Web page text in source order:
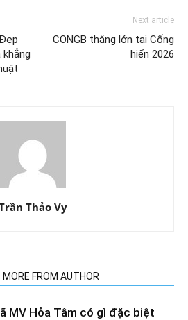
Next article
CONGB thắng lớn tại Cống
hiến 2026
Thảo Vy
MORE FROM AUTHOR
MV Hỏa Tâm có gì đặc biệt